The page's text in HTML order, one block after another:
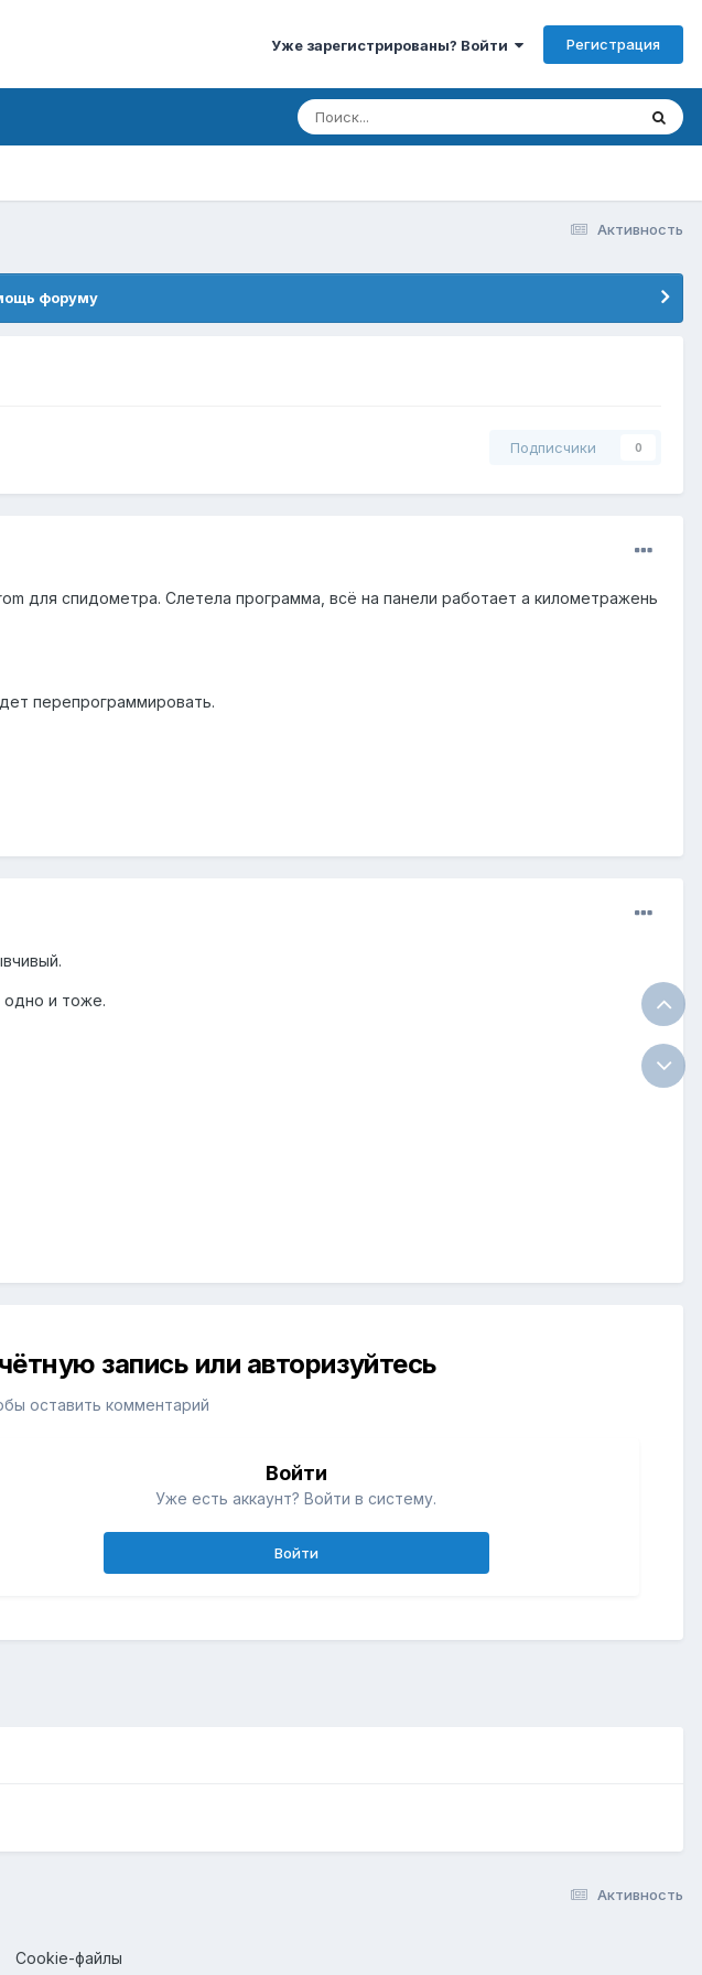
Уже зарегистрированы? Войти Регистрация
Активность
форуму
Подписчики 0
для спидометра. Слетела программа, всё на панели работает а километражень
перепрограммировать.
одно и тоже.
запись или авторизуйтесь
оставить комментарий
Войти
Уже есть аккаунт? Войти в систему.
Войти
Активность
Cookie-файлы